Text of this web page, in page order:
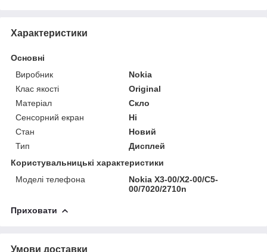
Характеристики
Основні
Виробник
Nokia
Клас якості
Original
Матеріал
Скло
Сенсорний екран
Ні
Стан
Новий
Тип
Дисплей
Користувальницькі характеристики
Моделі телефона
Nokia X3-00/X2-00/C5-
00/7020/2710n
Приховати
Умови доставки